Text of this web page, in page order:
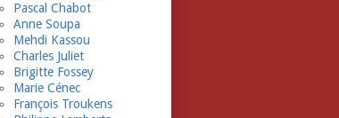
Pascal Chabot
Anne Soupa
Mehdi Kassou
Charles Juliet
Brigitte Fossey
Marie Cénec
François Troukens